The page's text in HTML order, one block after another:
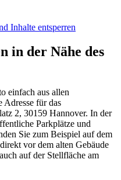
Inhalte entsperren
in der Nähe des
einfach aus allen
Adresse für das
2, 30159 Hannover. In der
Parkplätze und
Sie zum Beispiel auf dem
vor dem alten Gebäude
auf der Stellfläche am